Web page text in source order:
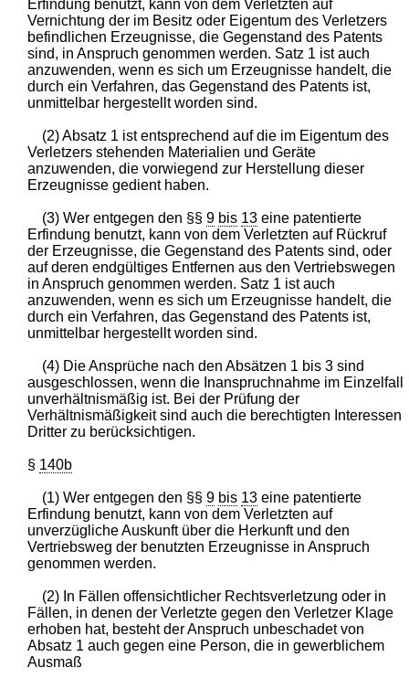
Erfindung benutzt, kann von dem Verletzten auf
Vernichtung der im Besitz oder Eigentum des Verletzers
befindlichen Erzeugnisse, die Gegenstand des Patents
sind, in Anspruch genommen werden. Satz 1 ist auch
anzuwenden, wenn es sich um Erzeugnisse handelt, die
durch ein Verfahren, das Gegenstand des Patents ist,
unmittelbar hergestellt worden sind.
(2) Absatz 1 ist entsprechend auf die im Eigentum des
Verletzers stehenden Materialien und Geräte
anzuwenden, die vorwiegend zur Herstellung dieser
Erzeugnisse gedient haben.
(3) Wer entgegen den §§9 bis 13 eine patentierte
Erfindung benutzt, kann von dem Verletzten auf Rückruf
der Erzeugnisse, die Gegenstand des Patents sind, oder
auf deren endgültiges Entfernen aus den Vertriebswegen
in Anspruch genommen werden. Satz 1 ist auch
anzuwenden, wenn es sich um Erzeugnisse handelt, die
durch ein Verfahren, das Gegenstand des Patents ist,
unmittelbar hergestellt worden sind.
(4) Die Ansprüche nach den Absätzen 1 bis 3 sind
ausgeschlossen, wenn die Inanspruchnahme im Einzelfall
unverhältnismäßig ist. Bei der Prüfung der
Verhältnismäßigkeit sind auch die berechtigten Interessen
Dritter zu berücksichtigen.
§ 140b
(1) Wer entgegen den §§9 bis 13 eine patentierte
Erfindung benutzt, kann von dem Verletzten auf
unverzügliche Auskunft über die Herkunft und den
Vertriebsweg der benutzten Erzeugnisse in Anspruch
genommen werden.
(2) In Fällen offensichtlicher Rechtsverletzung oder in
Fällen, in denen der Verletzte gegen den Verletzer Klage
erhoben hat, besteht der Anspruch unbeschadet von
Absatz 1 auch gegen eine Person, die in gewerblichem
Ausmaß